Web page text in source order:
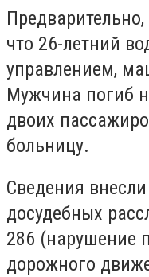
что 26-летний
управлением,
Мужчина погиб
двоих
больницу.
Сведения
досудебных
286 (нарушение
дорожного